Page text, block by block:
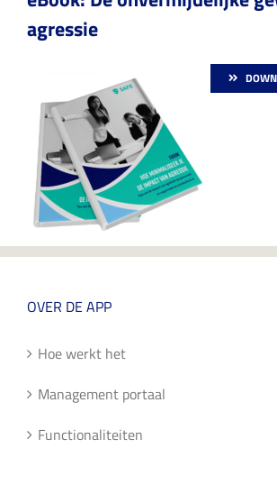
agressie
OVER DE APP
Hoe werkt het
Management portaal
Functionaliteiten